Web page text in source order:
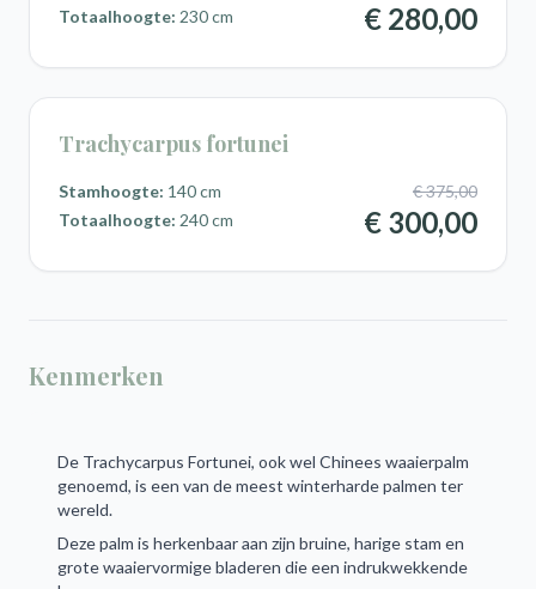
Totaalhoogte: 230 cm € 280,00
Trachycarpus fortunei
Stamhoogte: 140 cm
Totaalhoogte: 240 cm
€ 375,00
€ 300,00
Kenmerken
De Trachycarpus Fortunei, ook wel Chinees waaierpalm
genoemd, is een van de meest winterharde palmen ter
wereld.
Deze palm is herkenbaar aan zijn bruine, harige stam en
grote waaiervormige bladeren die een indrukwekkende